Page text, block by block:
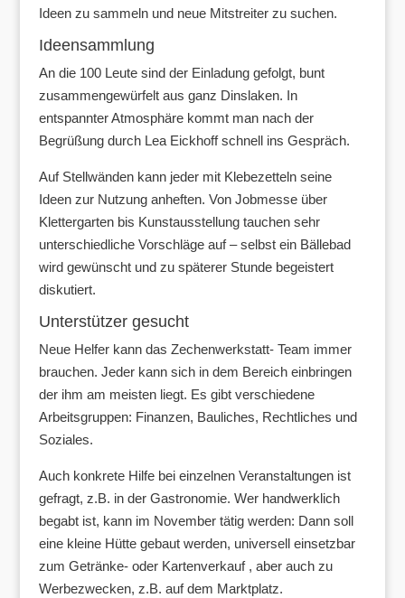
Ideen zu sammeln und neue Mitstreiter zu suchen.
Ideensammlung
An die 100 Leute sind der Einladung gefolgt, bunt
zusammengewürfelt aus ganz Dinslaken. In
entspannter Atmosphäre kommt man nach der
Begrüßung durch Lea Eickhoff schnell ins Gespräch.
Auf Stellwänden kann jeder mit Klebezetteln seine
Ideen zur Nutzung anheften. Von Jobmesse über
Klettergarten bis Kunstausstellung tauchen sehr
unterschiedliche Vorschläge auf – selbst ein Bällebad
wird gewünscht und zu späterer Stunde begeistert
diskutiert.
Unterstützer gesucht
Neue Helfer kann das Zechenwerkstatt- Team immer
brauchen. Jeder kann sich in dem Bereich einbringen
der ihm am meisten liegt. Es gibt verschiedene
Arbeitsgruppen: Finanzen, Bauliches, Rechtliches und
Soziales.
Auch konkrete Hilfe bei einzelnen Veranstaltungen ist
gefragt, z.B. in der Gastronomie. Wer handwerklich
begabt ist, kann im November tätig werden: Dann soll
eine kleine Hütte gebaut werden, universell einsetzbar
zum Getränke- oder Kartenverkauf , aber auch zu
Werbezwecken, z.B. auf dem Marktplatz.